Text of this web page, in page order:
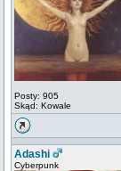
Posty: 905
Skąd: Kowale
Adashi
Cyberpunk